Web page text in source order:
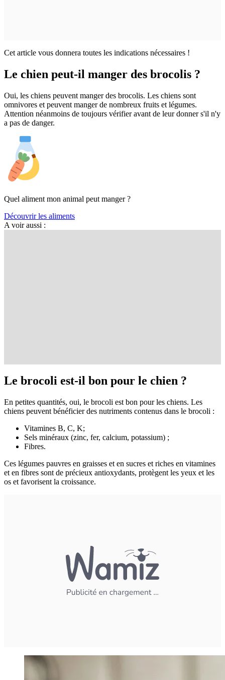
Cet article vous donnera toutes les indications nécessaires !
Le chien peut-il manger des brocolis ?
Oui, les chiens peuvent manger des brocolis. Les chiens sont
omnivores et peuvent manger de nombreux fruits et légumes.
Attention néanmoins de toujours vérifier avant de leur donner s'il n'y
a pas de danger.
Quel aliment mon animal peut manger ?
Découvrir les aliments
A voir aussi :
Le brocoli est-il bon pour le chien ?
En petites quantités, oui, le brocoli est bon pour les chiens. Les
chiens peuvent bénéficier des nutriments contenus dans le brocoli :
Vitamines B, C, K;
Sels minéraux (zinc, fer, calcium, potassium) ;
Fibres.
Ces légumes pauvres en graisses et en sucres et riches en vitamines
et en fibres sont de précieux antioxydants, protègent les yeux et les
os et favorisent la croissance.